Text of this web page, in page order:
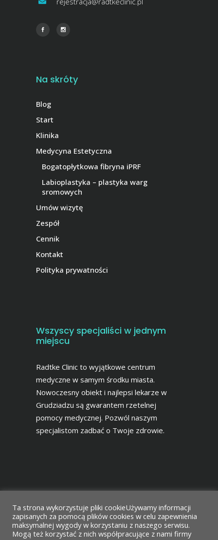
Na skróty
Blog
Start
Klinika
Medycyna Estetyczna
Bogatopłytkowa fibryna iPRF
Labioplastyka – plastyka warg
sromowych
Umów wizytę
Zespół
Cennik
Kontakt
Polityka prywatności
Wszyscy specjaliści w jednym
miejscu
Radtke Clinic to wyjątkowe centrum
medyczne w samym środku miasta.
Nowoczesny obiekt i najlepsi lekarze w
Grudziadzu są gwarantem rzetelnej
pomocy medycznej. Pozwól naszym
specjalistom zadbać o Twoje zdrowie.
Projekt i wykonanieAgencja Reklamowa
Ta strona wykorzystuje pliki cookieUżywamy informacji
zapisanych za pomocą plików cookies w celu zapewnienia
maksymalnej wygody w korzystaniu z naszego serwisu.
Mogą też korzystać z nich współpracujące z nami firmy